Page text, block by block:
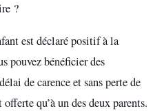
?
est déclaré positif à la
pouvez bénéficier des
de carence et sans perte de
qu’à un des deux parents.